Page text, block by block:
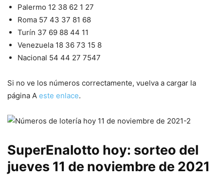
Palermo 12 38 62 1 27
Roma 57 43 37 81 68
Turín 37 69 88 44 11
Venezuela 18 36 73 15 8
Nacional 54 44 27 7547
Si no ve los números correctamente, vuelva a cargar la
página A este enlace.
SuperEnalotto hoy: sorteo del
jueves 11 de noviembre de 2021